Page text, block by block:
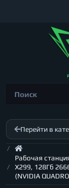
Перейти в
Рабочая
X299, 128Гб
(NVIDIA